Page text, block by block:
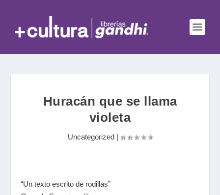
Huracán que se llama
violeta
Uncategorized|
“Un texto escrito de rodillas”